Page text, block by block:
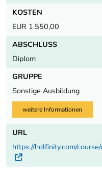
KOSTEN
EUR 1.550,00
ABSCHLUSS
Diplom
GRUPPE
Sonstige Ausbildung
weitere Informationen
URL
https://holfinity.com/
Externer Link